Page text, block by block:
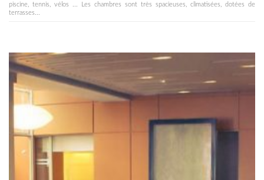
piscine, tennis, vélos ... Les chambres sont très spacieuses, climatisées, dotées de
terrasses...